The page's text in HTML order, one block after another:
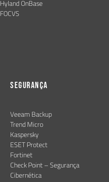
Hyland OnBase
FOCVS
Segurança
Veeam Backup
Trend Micro
Kaspersky
ESET Protect
Fortinet
Check Point – Segurança
Cibernética